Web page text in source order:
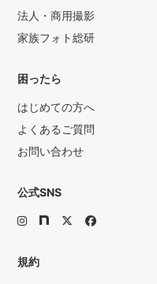
法人・商用撮影
家族フォト総研
困ったら
はじめての方へ
よくあるご質問
お問い合わせ
公式SNS
規約